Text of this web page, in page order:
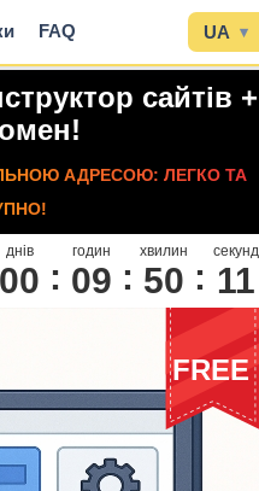
FAQ UA ▾
сайтів +
АДРЕСОЮ: ЛЕГКО ТА
днів
00
годин
09
хвилин
50
секунд
10
FREE